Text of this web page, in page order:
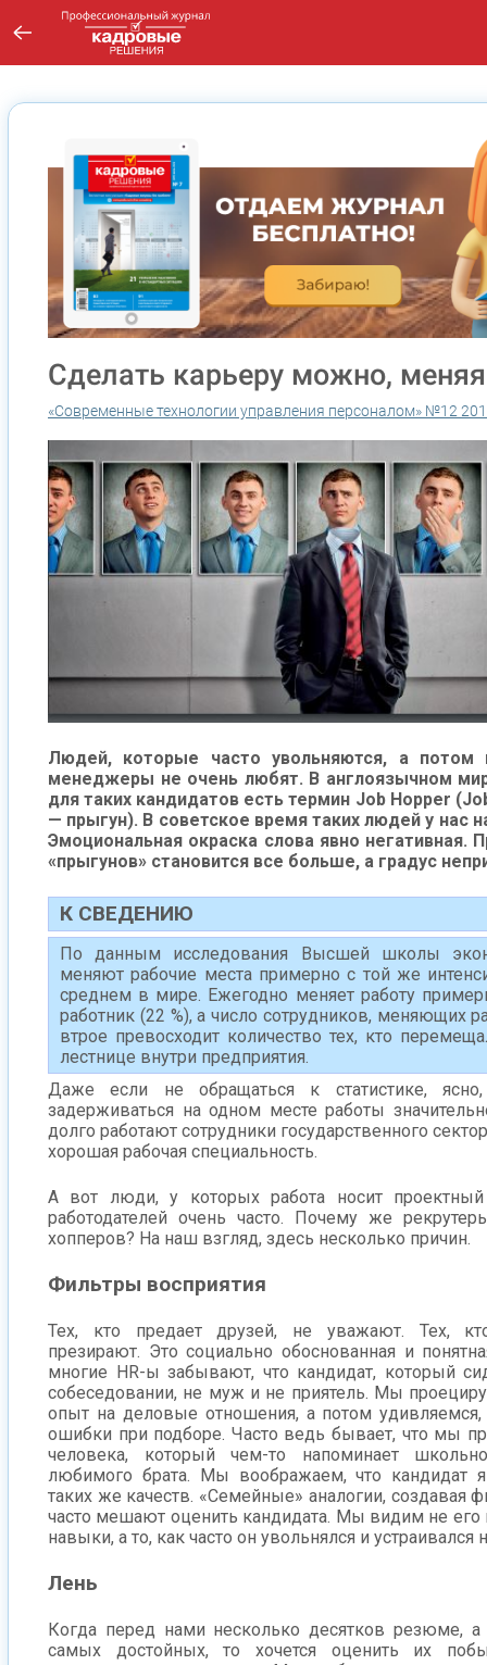
Сделать карьеру можно,
«Современные технологии управления персоналом» №12
Людей, которые часто увольняются, а потом
менеджеры не очень любят. В англоязычном
для таких кандидатов есть термин Job Hopper
— прыгун). В советское время таких людей у нас
Эмоциональная окраска слова явно негативная.
«прыгунов» становится все больше, а градус
К СВЕДЕНИЮ
По данным исследования Высшей школы
меняют рабочие места примерно с той же
среднем в мире. Ежегодно меняет работу
работник (22 %), а число сотрудников, меняющих
втрое превосходит количество тех, кто
лестнице внутри предприятия.
Даже если не обращаться к статистике,
задерживаться на одном месте работы
долго работают сотрудники государственного
хорошая рабочая специальность.
А вот люди, у которых работа носит проектный
работодателей очень часто. Почему же
хопперов? На наш взгляд, здесь несколько причин.
Фильтры восприятия
Тех, кто предает друзей, не уважают. Тех,
презирают. Это социально обоснованная и
многие HR-ы забывают, что кандидат, который
собеседовании, не муж и не приятель. Мы
опыт на деловые отношения, а потом
ошибки при подборе. Часто ведь бывает, что мы
человека, который чем-то напоминает
любимого брата. Мы воображаем, что кандидат
таких же качеств. «Семейные» аналогии, создавая
часто мешают оценить кандидата. Мы видим не
навыки, а то, как часто он увольнялся и устраивался
Лень
Когда перед нами несколько десятков резюме,
самых достойных, то хочется оценить их